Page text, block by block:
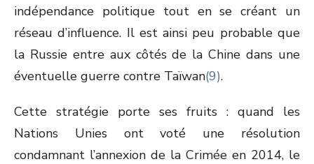
indépendance politique tout en se créant un
réseau d’influence. Il est ainsi peu probable que
la Russie entre aux côtés de la Chine dans une
éventuelle guerre contre Taïwan(9).
Cette stratégie porte ses fruits : quand les
Nations Unies ont voté une résolution
condamnant l’annexion de la Crimée en 2014, le